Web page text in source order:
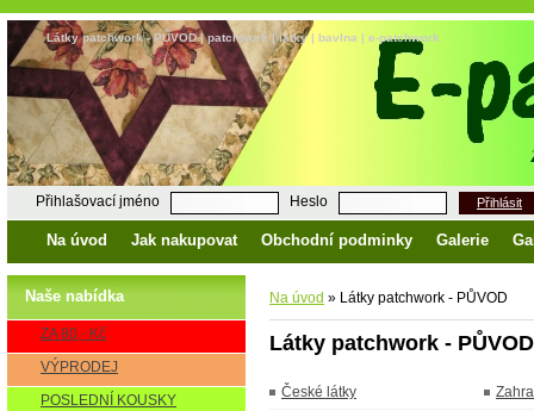
Látky patchwork - PŮVOD | patchwork | látky | bavlna | e-patchwork
Přihlašovací jméno Heslo Přihlásit
Na úvod Jak nakupovat Obchodní podminky Galerie
Naše nabídka
ZA 80,- Kč
VÝPRODEJ
POSLEDNÍ KOUSKY
Na úvod » Látky patchwork - PŮVOD
Látky patchwork - PŮVOD
České látky